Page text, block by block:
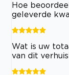
Hoe
geleverde
Wat is uw
van dit